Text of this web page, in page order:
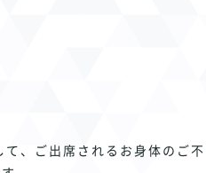
、ご出席されるお身体のご